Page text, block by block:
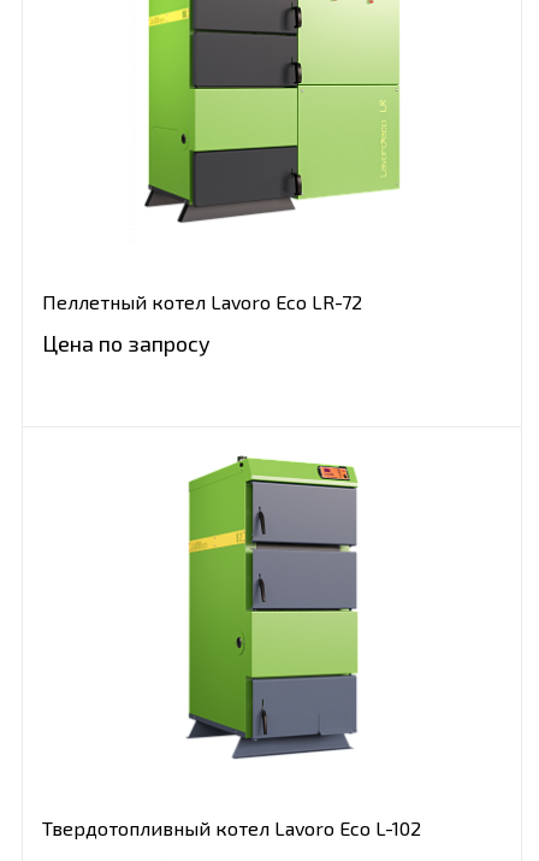
Пеллетный котел Lavoro Eco LR-72
Цена по запросу
Твердотопливный котел Lavoro Eco L-102